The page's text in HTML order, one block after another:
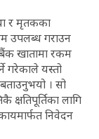
र मृतकका
उपलब्ध गराउन
खातामा रकम
गरेकाले यस्तो
बताउनुभयो । सो
क्षतिपूर्तिका लागि
निवेदन